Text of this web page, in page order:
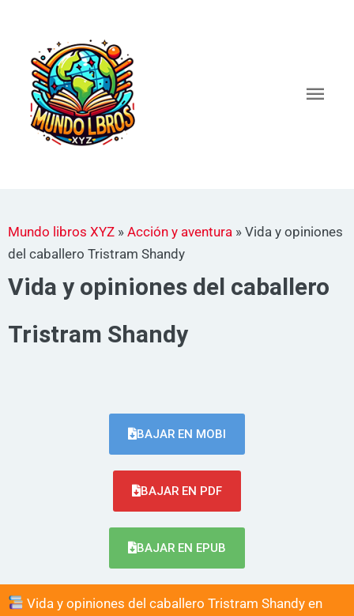
contenido
Mundo libros XYZ » Acción y aventura » Vida y opiniones
del caballero Tristram Shandy
Vida y opiniones del caballero
Tristram Shandy
BAJAR EN MOBI
BAJAR EN PDF
BAJAR EN EPUB
Vida y opiniones del caballero Tristram Shandy en